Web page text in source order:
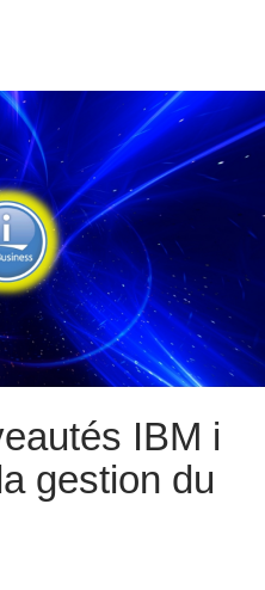
Power Systems (09/2019) et
IBM i
gestion du